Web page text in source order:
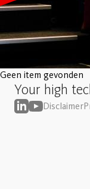
Geen item gevonden
Your high
Disclaimer